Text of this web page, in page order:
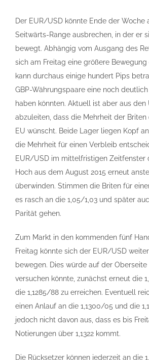
Der EUR/USD könnte Ende der Woche
Seitwärts-Range ausbrechen, in der er
bewegt. Abhängig vom Ausgang des
sich am Freitag eine größere Bewegung
kann durchaus einige hundert Pips
GBP-Währungspaare eine noch
haben könnten. Aktuell ist aber aus
abzuleiten, dass die Mehrheit der
EU wünscht. Beide Lager liegen Kopf
die Mehrheit für einen Verbleib
EUR/USD im mittelfristigen Zeitfenster
Hoch aus dem August 2015 erneut
überwinden. Stimmen die Briten für
es rasch an die 1,05/1,03 und später
Parität gehen.
Zum Markt in den kommenden fünf
Freitag könnte sich der EUR/USD
bewegen. Dies würde auf der
versuchen könnte, zunächst erneut die
die 1,1285/88 zu erreichen. Eventuell
einen Anlauf an die 1,1300/05 und die
jedoch nicht davon aus, dass es bis
Notierungen über 1,1322 kommt.
Die Rücksetzer können jederzeit an die